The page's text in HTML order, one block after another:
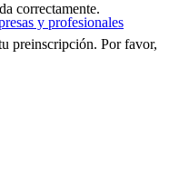
y profesionales
correctamente.
preinscripción. Por favor,